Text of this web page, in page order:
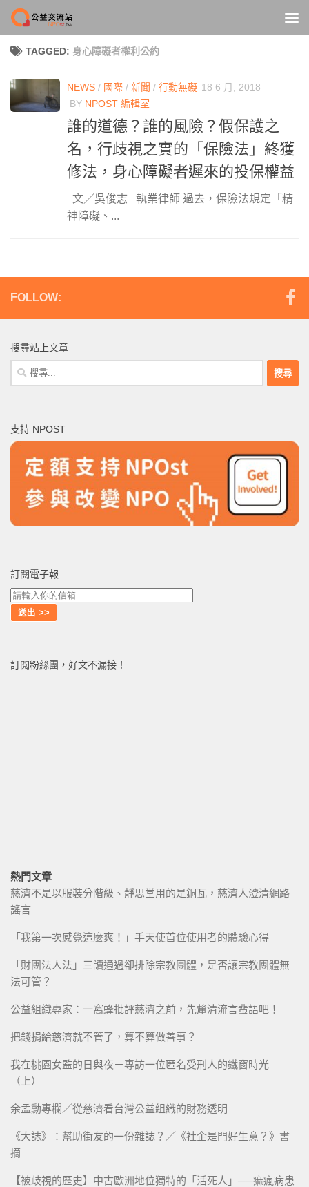
Skip to content
TAGGED: 身心障礙者權利公約
NEWS / 國際 / 新聞 / 行動無礙 18 6 月, 2018
BY NPOST 編輯室
誰的道德？誰的風險？假保護之
名，行歧視之實的「保險法」終獲
修法，身心障礙者遲來的投保權益
文／吳俊志 執業律師 過去，保險法規定「精
神障礙、...
FOLLOW:
搜尋站上文章
搜
尋
字:
支持 NPOST
訂閱電子報
訂閱粉絲團，好文不漏接！
熱門文章
慈濟不是以服裝分階級、靜思堂用的是銅瓦，慈濟人澄清網路
謠言
「我第一次感覺這麼爽！」手天使首位使用者的體驗心得
「財團法人法」三讀通過卻排除宗教團體，是否讓宗教團體無
法可管？
公益組織專家：一窩蜂批評慈濟之前，先釐清流言蜚語吧！
把錢捐給慈濟就不管了，算不算做善事？
我在桃園女監的日與夜－專訪一位匿名受刑人的鐵窗時光
（上）
余孟勳專欄／從慈濟看台灣公益組織的財務透明
《大誌》：幫助街友的一份雜誌？／《社企是門好生意？》書
摘
【被歧視的歷史】中古歐洲地位獨特的「活死人」──痲瘋病患